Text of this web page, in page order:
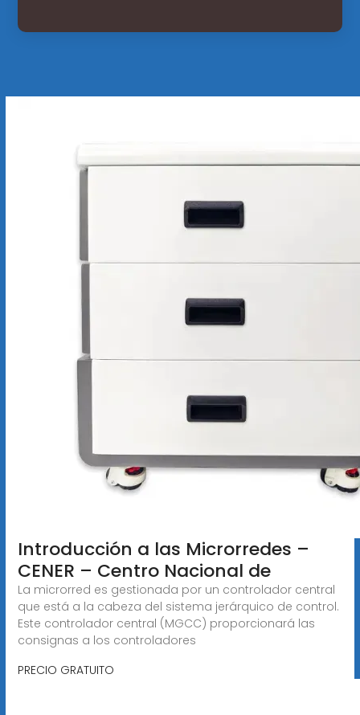
Introducción a las Microrredes –
CENER – Centro Nacional de
La microrred es gestionada por un controlador central
que está a la cabeza del sistema jerárquico de control.
Este controlador central (MGCC) proporcionará las
consignas a los controladores
PRECIO GRATUITO